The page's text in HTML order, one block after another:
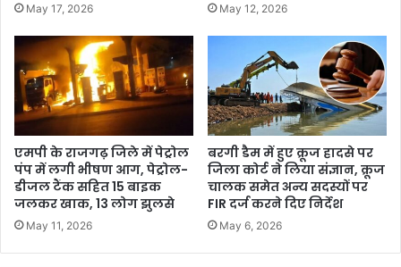
May 17, 2026 May 12, 2026
एमपी के राजगढ़ जिले में पेट्रोल
पंप में लगी भीषण आग, पेट्रोल-
डीजल टैंक सहित 15 बाइक
जलकर खाक, 13 लोग झुलसे
May 11, 2026
बरगी डैम में हुए क्रूज हादसे पर
जिला कोर्ट ने लिया संज्ञान, क्रूज
चालक समेत अन्य सदस्यों पर
FIR दर्ज करने दिए निर्देश
May 6, 2026